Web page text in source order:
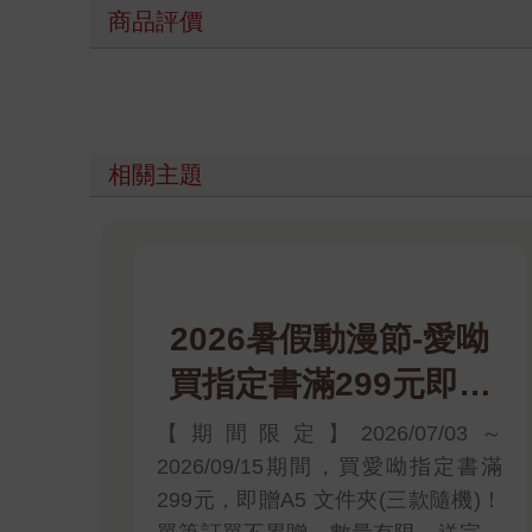
商品評價
相關主題
2026暑假動漫節-愛呦
買指定書滿299元即贈
A5 文件夾(三款隨機)
【期間限定】2026/07/03～
2026/09/15期間，買愛呦指定書滿
299元，即贈A5 文件夾(三款隨機)！